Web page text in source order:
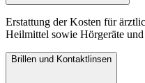
Erstattung der Kosten für
Heilmittel sowie Hörgeräte
Brillen und Kontaktlinsen